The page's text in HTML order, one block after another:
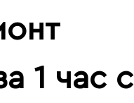
1 час с